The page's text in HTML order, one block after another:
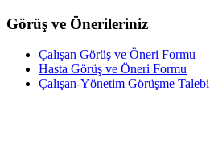
Görüş ve Önerileriniz
Çalışan Görüş ve Öneri Formu
Hasta Görüş ve Öneri Formu
Çalışan-Yönetim Görüşme Talebi